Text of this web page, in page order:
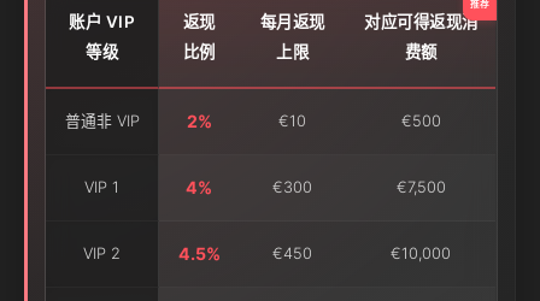
账户 VIP
等级
返现
比例
每月返现
上限
对应可得返现消
费额
普通非 VIP 2% €10 €500
VIP 1 4% €300 €7,500
VIP 2 4.5% €450 €10,000